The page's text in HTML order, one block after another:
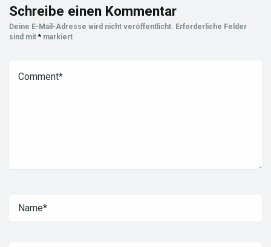
Schreibe einen Kommentar
Deine E-Mail-Adresse wird nicht veröffentlicht. Erforderliche Felder
sind mit * markiert